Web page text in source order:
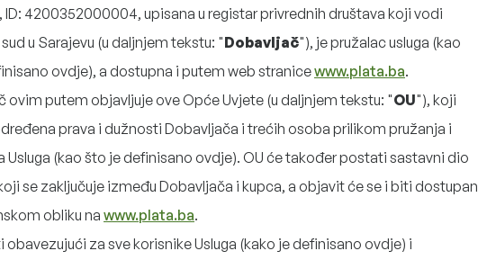
ID: 4200352000004, upisana u registar privrednih društava koji vodi
u Sarajevu (u daljnjem tekstu: "Dobavljač"), je pružalac usluga (kao
ovdje), a dostupna i putem web stranicewww.plata.ba.
ovim putem objavljuje ove Opće Uvjete (u daljnjem tekstu: "OU"), koji
prava i dužnosti Dobavljača i trećih osoba prilikom pružanja i
Usluga (kao što je definisano ovdje). OU će također postati sastavni dio
se zaključuje između Dobavljača i kupca, a objavit će se i biti dostupan
obliku na www.plata.ba.
obavezujući za sve korisnike Usluga (kako je definisano ovdje) i